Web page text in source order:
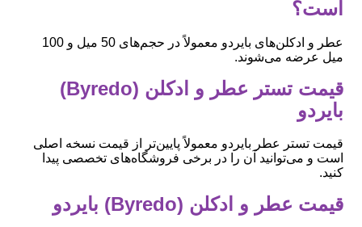
است؟
عطر و ادکلن‌های بایردو معمولاً در حجم‌های 50 میل و 100
میل عرضه می‌شوند.
قیمت تستر عطر و ادکلن (Byredo)
بایردو
قیمت تستر عطر بایردو معمولاً پایین‌تر از قیمت نسخه اصلی
است و می‌توانید آن را در برخی فروشگاه‌های تخصصی پیدا
کنید.
قیمت عطر و ادکلن (Byredo) بایردو